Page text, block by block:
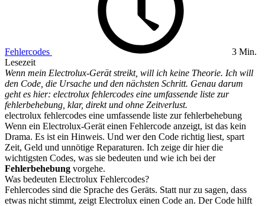
Fehlercodes
3 Min.
Lesezeit
Wenn mein Electrolux-Gerät streikt, will ich keine Theorie. Ich will
den Code, die Ursache und den nächsten Schritt. Genau darum
geht es hier: electrolux fehlercodes eine umfassende liste zur
fehlerbehebung, klar, direkt und ohne Zeitverlust.
electrolux fehlercodes eine umfassende liste zur fehlerbehebung
Wenn ein Electrolux-Gerät einen Fehlercode anzeigt, ist das kein
Drama. Es ist ein Hinweis. Und wer den Code richtig liest, spart
Zeit, Geld und unnötige Reparaturen. Ich zeige dir hier die
wichtigsten Codes, was sie bedeuten und wie ich bei der
Fehlerbehebung vorgehe.
Was bedeuten Electrolux Fehlercodes?
Fehlercodes sind die Sprache des Geräts. Statt nur zu sagen, dass
etwas nicht stimmt, zeigt Electrolux einen Code an. Der Code hilft